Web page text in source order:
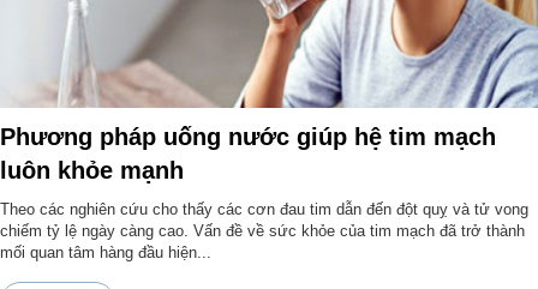
Phương pháp uống nước giúp hệ tim mạch
luôn khỏe mạnh
Theo các nghiên cứu cho thấy các cơn đau tim dẫn đến đột quỵ và tử vong
chiếm tỷ lệ ngày càng cao. Vấn đề về sức khỏe của tim mạch đã trở thành
mối quan tâm hàng đầu hiện...